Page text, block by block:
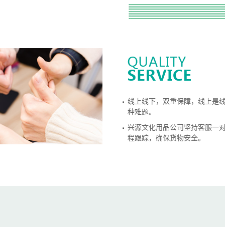
线上线下，双重保障，线上是
种难题。
兴源文化用品公司坚持客服一
程跟踪，确保货物安全。